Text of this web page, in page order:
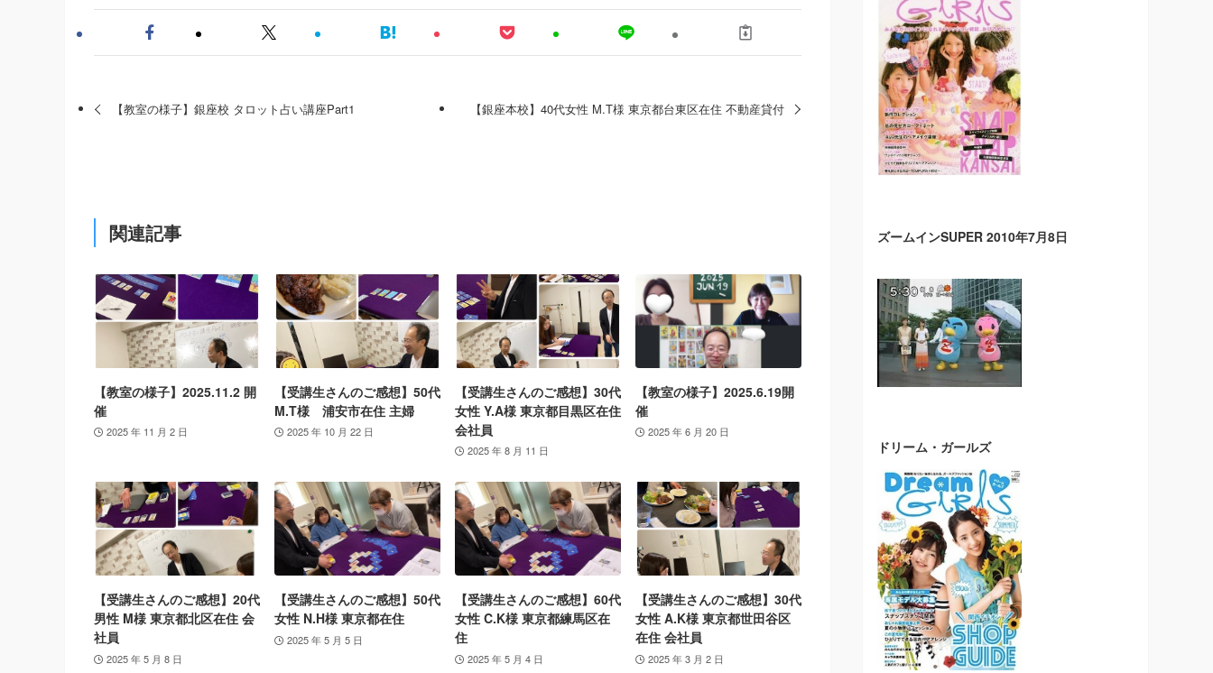
【教室の様子】銀座校 タロット占い講座Part1 【銀座本校】40代女性 M.T様 東京都台東区在住 不動産貸付
関連記事
【教室の様子】2025.11.2 開
催
2025 年 11 月 2 日
【受講生さんのご感想】50代
M.T様 浦安市在住 主婦
2025 年 10 月 22 日
【受講生さんのご感想】30代
女性 Y.A様 東京都目黒区在住
会社員
2025 年 8 月 11 日
【教室の様子】2025.6.19開
催
2025 年 6 月 20 日
【受講生さんのご感想】20代
男性 M様 東京都北区在住 会
社員
2025 年 5 月 8 日
【受講生さんのご感想】50代
女性 N.H様 東京都在住
2025 年 5 月 5 日
【受講生さんのご感想】60代
女性 C.K様 東京都練馬区在
住
2025 年 5 月 4 日
【受講生さんのご感想】30代
女性 A.K様 東京都世田谷区
在住 会社員
2025 年 3 月 2 日
ズームインSUPER 2010年7月8日
ドリーム・ガールズ